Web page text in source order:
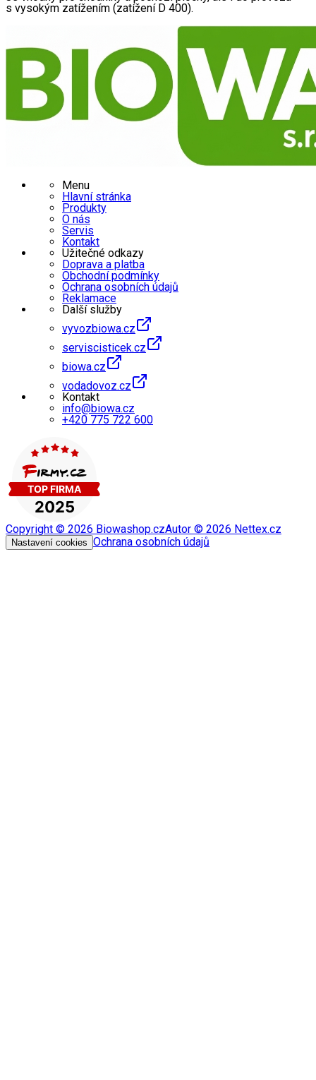
s vysokým zatížením (zatížení D 400).
Menu
Hlavní stránka
Produkty
O nás
Servis
Kontakt
Užitečné odkazy
Doprava a platba
Obchodní podmínky
Ochrana osobních údajů
Reklamace
Další služby
vyvozbiowa.cz
serviscisticek.cz
biowa.cz
vodadovoz.cz
Kontakt
info@biowa.cz
+420 775 722 600
Copyright © 2026 Biowashop.czAutor © 2026 Nettex.cz
Nastavení cookies Ochrana osobních údajů